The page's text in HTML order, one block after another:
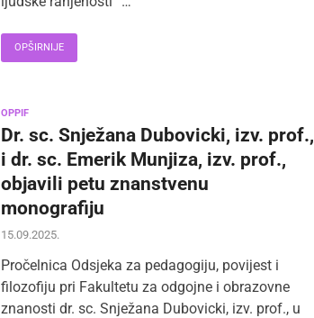
OPŠIRNIJE
OPPIF
Dr. sc. Snježana Dubovicki, izv. prof.,
i dr. sc. Emerik Munjiza, izv. prof.,
objavili petu znanstvenu
monografiju
15.09.2025.
Pročelnica Odsjeka za pedagogiju, povijest i
filozofiju pri Fakultetu za odgojne i obrazovne
znanosti dr. sc. Snježana Dubovicki, izv. prof., u